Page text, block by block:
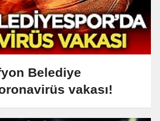
Belediye
vakası!